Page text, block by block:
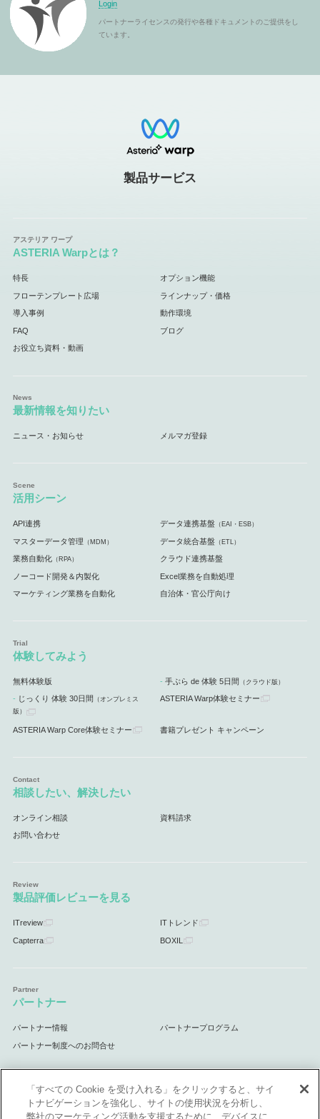
Login
パートナーライセンスの発行や各種ドキュメントのご提供をし
ています。
製品サービス
ASTERIA Warpとは？
特長 オプション機能
フローテンプレート広場 ラインナップ・価格
導入事例 動作環境
FAQ ブログ
お役立ち資料・動画
最新情報を知りたい
ニュース・お知らせ メルマガ登録
活用シーン
API連携 データ連携基盤 （EAI・ESB）
マスターデータ管理 （MDM） データ統合基盤 （ETL）
業務自動化（RPA） クラウド連携基盤
ノーコード開発＆内製化 Excel業務を自動処理
マーケティング業務を自動化 自治体・官公庁向け
体験してみよう
無料体験版 手ぶら de 体験 5日間 （クラウド版）
じっくり 体験 30日間 （オンプレミス
版）
ASTERIA Warp体験セミナー
ASTERIA Warp Core体験セミナー 書籍プレゼント キャンペーン
相談したい、解決したい
オンライン相談 資料請求
お問い合わせ
製品評価レビューを見る
ITreview ITトレンド
Capterra BOXIL
パートナー
パートナー情報 パートナープログラム
パートナー制度へのお問合せ
サポート
「すべての Cookie を受け入れる」をクリックすると、サイ
トナビゲーションを強化し、サイトの使用状況を分析し、
弊社のマーケティング活動を支援するために、デバイスに